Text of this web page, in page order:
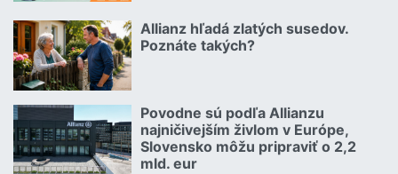
Allianz hľadá zlatých susedov.
Poznáte takých?
08.07.2026 |
Povodne sú podľa Allianzu
najničivejším živlom v Európe,
Slovensko môžu pripraviť o 2,2
mld. eur
23.07.2026 |